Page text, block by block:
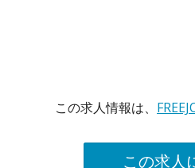
この求人情報は、
この求人